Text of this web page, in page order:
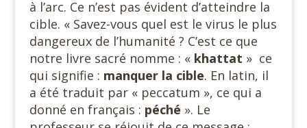
à l’arc. Ce n’est pas évident d’atteindre la
cible. « Savez-vous quel est le virus le plus
dangereux de l’humanité ? C’est ce que
notre livre sacré nomme : « khattat » ce
qui signifie : manquer la cible. En latin, il
a été traduit par « peccatum », ce qui a
donné en français : péché ». Le